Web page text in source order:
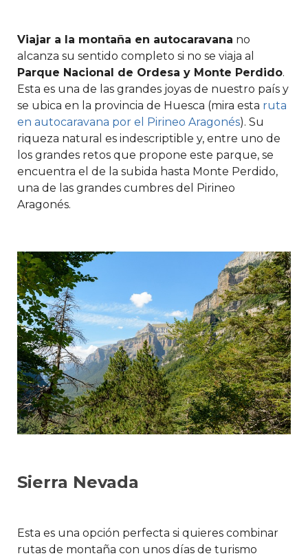
Viajar a la montaña en autocaravana no
alcanza su sentido completo si no se viaja al
Parque Nacional de Ordesa y Monte Perdido.
Esta es una de las grandes joyas de nuestro país y
se ubica en la provincia de Huesca (mira esta ruta
en autocaravana por el Pirineo Aragonés). Su
riqueza natural es indescriptible y, entre uno de
los grandes retos que propone este parque, se
encuentra el de la subida hasta Monte Perdido,
una de las grandes cumbres del Pirineo
Aragonés.
Sierra Nevada
Esta es una opción perfecta si quieres combinar
rutas de montaña con unos días de turismo